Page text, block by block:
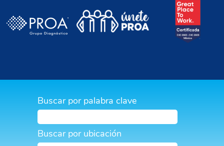
Buscar por palabra clave
Buscar por ubicación